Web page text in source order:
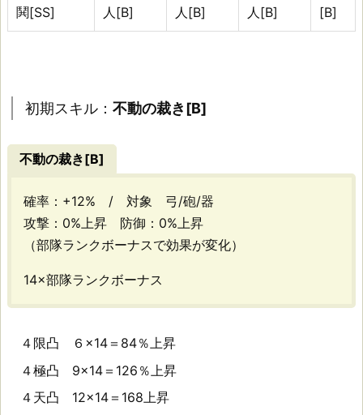
き
途：
そ
こ
そ
こ
の
攻
防
も
鬨[SS]
人[B]
人[B]
人[B]
[B]
初期スキル： 不動の裁き[B]
不動の裁き[B]
確率：+12% / 対象 弓/砲/器
攻撃：0%上昇 防御：0%上昇
（部隊ランクボーナスで効果が変化）
14×部隊ランクボーナス
４限凸 ６×14＝84％上昇
４極凸 9×14＝126％上昇
４天凸 12×14＝168上昇